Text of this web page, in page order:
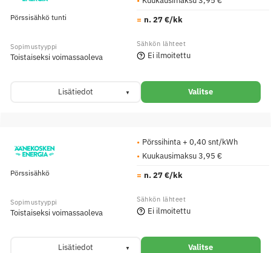
Pörssisähkö tunti
n. 27 €/kk
Toistaiseksi voimassaoleva Ei ilmoitettu
Lisätiedot Valitse
Pörssisähkö
Pörssihinta + 0,40 snt/kWh
Kuukausimaksu 3,95 €
n. 27 €/kk
Toistaiseksi voimassaoleva Ei ilmoitettu
Lisätiedot Valitse